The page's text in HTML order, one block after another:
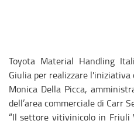
Toyota Material Handling
Giulia per realizzare l'iniziativa
Monica Della Picca,
dell’area commerciale di Carr
“Il settore vitivinicolo in Friuli